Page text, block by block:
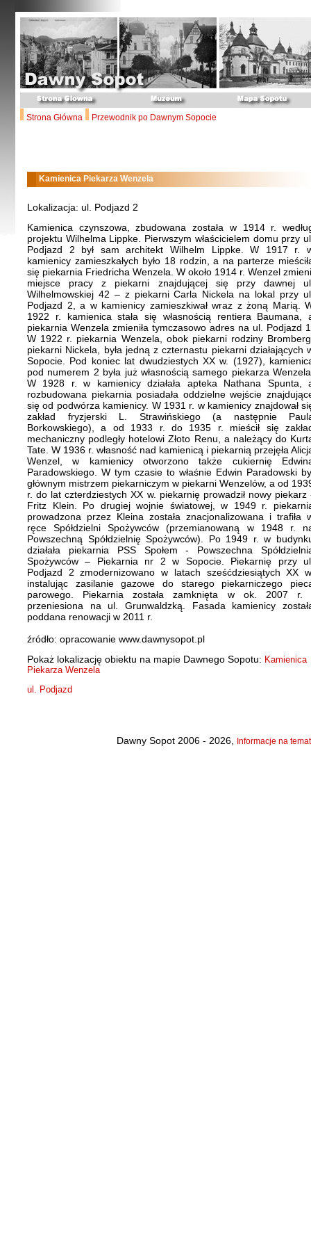
Strona Główna Przewodnik po Dawnym Sopocie
Kamienica Piekarza Wenzela
Lokalizacja: ul. Podjazd 2
Kamienica czynszowa, zbudowana została w 1914 r.
projektu Wilhelma Lippke. Pierwszym właścicielem domu przy
Podjazd 2 był sam architekt Wilhelm Lippke. W 1917 r.
kamienicy zamieszkałych było 18 rodzin, a na parterze
się piekarnia Friedricha Wenzela. W około 1914 r. Wenzel
miejsce pracy z piekarni znajdującej się przy dawnej
Wilhelmowskiej 42 – z piekarni Carla Nickela na lokal przy
Podjazd 2, a w kamienicy zamieszkiwał wraz z żoną Marią.
1922 r. kamienica stała się własnością rentiera Baumana,
piekarnia Wenzela zmieniła tymczasowo adres na ul. Podjazd
W 1922 r. piekarnia Wenzela, obok piekarni rodziny
piekarni Nickela, była jedną z czternastu piekarni działających
Sopocie. Pod koniec lat dwudziestych XX w. (1927),
pod numerem 2 była już własnością samego piekarza
W 1928 r. w kamienicy działała apteka Nathana Spunta,
rozbudowana piekarnia posiadała oddzielne wejście
się od podwórza kamienicy. W 1931 r. w kamienicy znajdował
zakład fryzjerski L. Strawińskiego (a następnie
Borkowskiego), a od 1933 r. do 1935 r. mieścił się
mechaniczny podległy hotelowi Złoto Renu, a należący do
Tate. W 1936 r. własność nad kamienicą i piekarnią przejęła
Wenzel, w kamienicy otworzono także cukiernię
Paradowskiego. W tym czasie to właśnie Edwin Paradowski
głównym mistrzem piekarniczym w piekarni Wenzelów, a od
r. do lat czterdziestych XX w. piekarnię prowadził nowy piekarz
Fritz Klein. Po drugiej wojnie światowej, w 1949 r.
prowadzona przez Kleina została znacjonalizowana i trafiła
ręce Spółdzielni Spożywców (przemianowaną w 1948 r.
Powszechną Spółdzielnię Spożywców). Po 1949 r. w
działała piekarnia PSS Społem - Powszechna
Spożywców – Piekarnia nr 2 w Sopocie. Piekarnię przy
Podjazd 2 zmodernizowano w latach sześćdziesiątych XX
instalując zasilanie gazowe do starego piekarniczego
parowego. Piekarnia została zamknięta w ok. 2007 r.
przeniesiona na ul. Grunwaldzką. Fasada kamienicy
poddana renowacji w 2011 r.
źródło: opracowanie www.dawnysopot.pl
Pokaż lokalizację obiektu na mapie Dawnego Sopotu: Kamienica
Piekarza Wenzela
ul. Podjazd
Dawny Sopot 2006 - 2026, Informacje na